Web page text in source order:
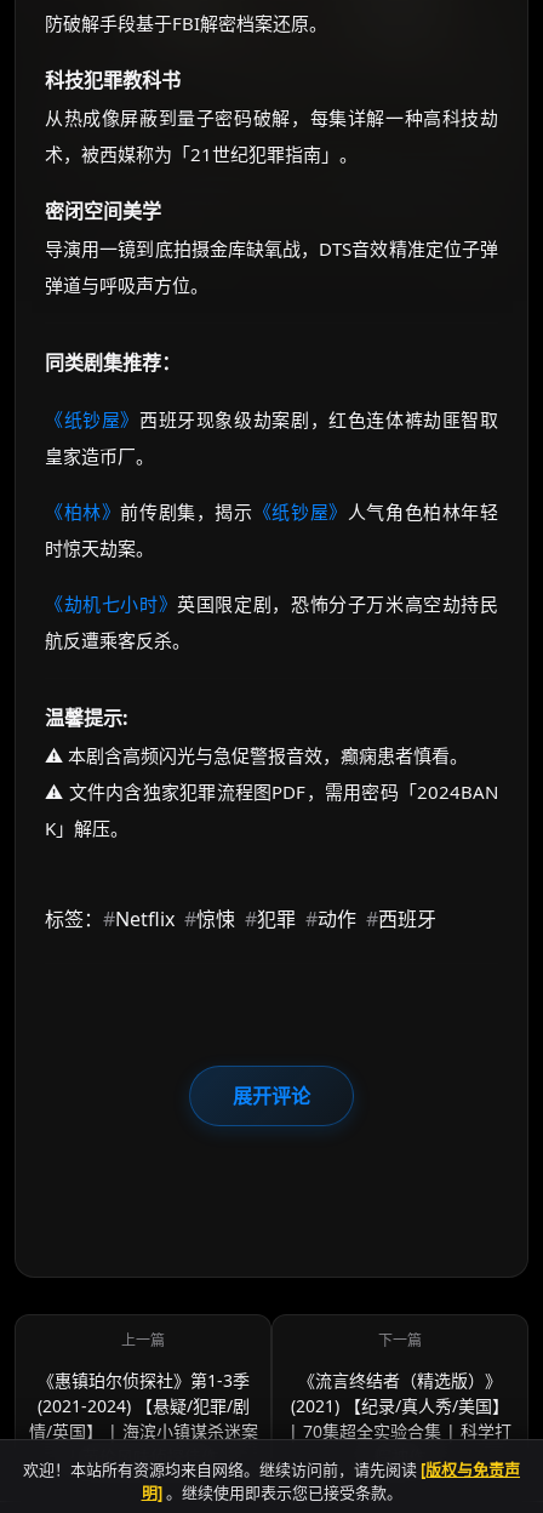
防破解手段基于FBI解密档案还原。
科技犯罪教科书
从热成像屏蔽到量子密码破解，每集详解一种高科技劫
术，被西媒称为「21世纪犯罪指南」。
密闭空间美学
导演用一镜到底拍摄金库缺氧战，DTS音效精准定位子弹
弹道与呼吸声方位。
同类剧集推荐：
《纸钞屋》西班牙现象级劫案剧，红色连体裤劫匪智取
皇家造币厂。
《柏林》前传剧集，揭示 《纸钞屋》 人气角色柏林年轻
时惊天劫案。
《劫机七小时》英国限定剧，恐怖分子万米高空劫持民
航反遭乘客反杀。
温馨提示:
⚠️ 本剧含高频闪光与急促警报音效，癫痫患者慎看。
⚠️ 文件内含独家犯罪流程图PDF，需用密码「2024BAN
K」解压。
标签： #Netflix #惊悚 #犯罪 #动作 #西班牙
展开评论
《惠镇珀尔侦探社》第1-3季
(2021-2024) 【悬疑/犯罪/剧
情/英国】 | 海滨小镇谋杀迷案
| 英伦风味侦探佳作
《流言终结者（精选版）》
(2021) 【纪录/真人秀/美国】
| 70集超全实验合集 | 科学打
假神作
欢迎！本站所有资源均来自网络。继续访问前，请先阅读 [版权与免责声
明]。继续使用即表示您已接受条款。